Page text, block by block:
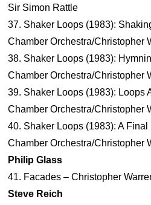
Sir Simon Rattle
37. Shaker Loops (1983):
Chamber Orchestra/Christopher
38. Shaker Loops (1983):
Chamber Orchestra/Christopher
39. Shaker Loops (1983): Loops
Chamber Orchestra/Christopher
40. Shaker Loops (1983): A
Chamber Orchestra/Christopher
Philip Glass
41. Facades – Christopher
Steve Reich